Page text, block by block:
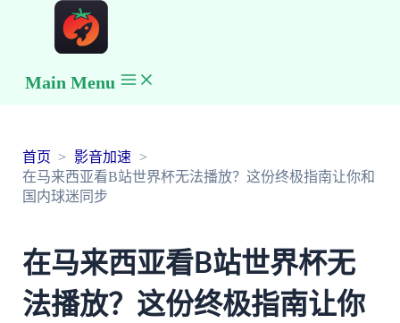
Main Menu
首页
影音加速
在马来西亚看B站世界杯无法播放？这份终极指南让你和
国内球迷同步
在马来西亚看B站世界杯无
法播放？这份终极指南让你